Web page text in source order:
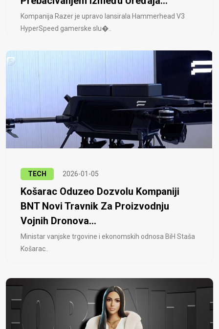
Kompanija Razer je upravo lansirala Hammerhead V3
HyperSpeed ​​gamerske slu�..
TECH 2026-01-05
Košarac Oduzeo Dozvolu Kompaniji
BNT Novi Travnik Za Proizvodnju
Vojnih Dronova...
Ministar vanjske trgovine i ekonomskih odnosa BiH Staša
Košarac..